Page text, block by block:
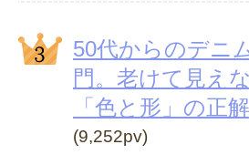
50代からのデニ
門。老けて見え
「色と形」の正
(9,252pv)